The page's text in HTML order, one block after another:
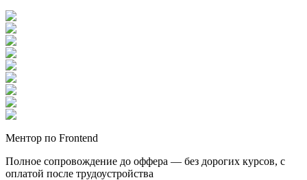
Ментор по Frontend
Полное сопровождение до оффера — без дорогих курсов, с
оплатой после трудоустройства